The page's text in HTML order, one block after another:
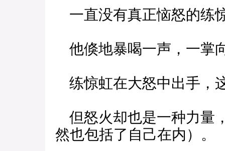
一直没有真正恼怒的练
他倏地暴喝一声，一掌
练惊虹在大怒中出手，
但怒火却也是一种力量
然也包括了自己在内）。